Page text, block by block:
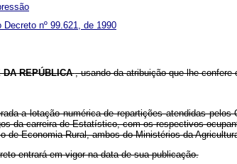
Decreto nº 99.621, de 1990
DA REPÚBLICA, usando da atribuição que lhe confere
a lotação numérica de repartições atendidas
da carreira de Estatístico, com os respectivos
de Economia Rural, ambos do Ministérios da
entrará em vigor na data de sua publicação.